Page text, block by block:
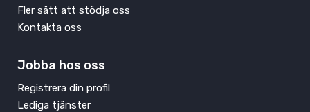
Fler sätt att stödja oss
Kontakta oss
Jobba hos oss
Registrera din profil
Lediga tjänster